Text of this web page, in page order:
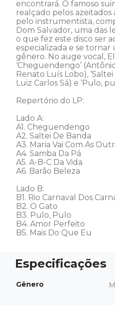
encontrará. O famoso
realçado pelos azeitados
pelo instrumentista,
Dom Salvador, uma das
o que fez este disco ser
especializada e se tornar
gênero. No auge vocal,
‘Cheguendengo’
Renato Luís Lobo),
Luiz Carlos Sá) e ‘Pulo,
Repertório do LP:
Lado A:
A1. Cheguendengo
A2. Saltei De Banda
A3. Maria Vai Com As
A4. Samba Da Pá
A5. A-B-C Da Vida
A6. Barão Beleza
Lado B:
B1. Rio Carnaval Dos
B2. O Gato
B3. Pulo, Pulo
B4. Amor Perfeito
B5. Mais Do Que Eu
Gênero